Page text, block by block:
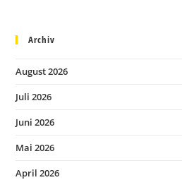
Archiv
August 2026
Juli 2026
Juni 2026
Mai 2026
April 2026